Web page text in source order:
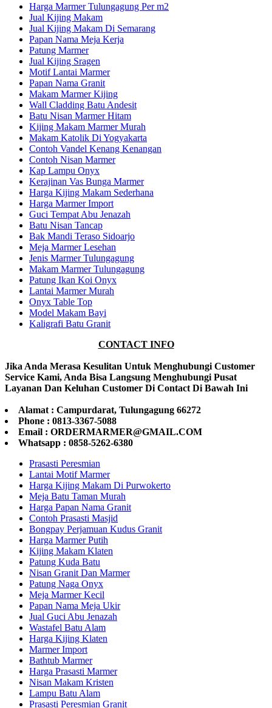
Harga Marmer Tulungagung Per m2
Jual Kijing Makam
Jual Kijing Makam Di Semarang
Papan Nama Meja Kerja
Patung Marmer
Jual Kijing Sragen
Motif Lantai Marmer
Papan Nama Granit
Makam Marmer Kijing
Wall Cladding Batu Andesit
Batu Nisan Marmer Hitam
Kijing Makam Marmer Murah
Makam Katolik Di Yogyakarta
Contoh Vandel Kenang Kenangan
Contoh Nisan Marmer
Kap Lampu Onyx
Kerajinan Vas Bunga Marmer
Harga Kijing Makam Sederhana
Harga Marmer Import
Guci Tempat Abu Jenazah
Batu Nisan Tancap
Bak Mandi Teraso Sidoarjo
Meja Marmer Lesehan
Jenis Marmer Tulungagung
Makam Marmer Tulungagung
Patung Ikan Koi Onyx
Lantai Marmer Murah
Onyx Table Top
Model Makam Bayi
Kaligrafi Batu Granit
CONTACT INFO
Jika Anda Merasa Kesulitan Untuk Menghubungi Customer
Service Kami, Anda Bisa Langsung Menghubungi Pusat
Layanan Dan Keluhan Customer Di Contact Di Bawah Ini
Alamat : Campurdarat, Tulungagung 66272
Phone : 0813-3367-5088
Email : ORDERMARMER@GMAIL.COM
Whatsapp : 0858-5262-6380
Prasasti Peresmian
Lantai Motif Marmer
Harga Kijing Makam Di Purwokerto
Meja Batu Taman Murah
Harga Papan Nama Granit
Contoh Prasasti Masjid
Bongpay Perjamuan Kudus Granit
Harga Marmer Putih
Kijing Makam Klaten
Patung Kuda Batu
Nisan Granit Dan Marmer
Patung Naga Onyx
Meja Marmer Kecil
Papan Nama Meja Ukir
Jual Guci Abu Jenazah
Wastafel Batu Alam
Harga Kijing Klaten
Marmer Import
Bathtub Marmer
Harga Prasasti Marmer
Nisan Makam Kristen
Lampu Batu Alam
Prasasti Peresmian Granit